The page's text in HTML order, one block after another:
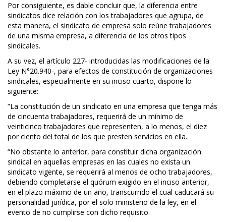
Por consiguiente, es dable concluir que, la diferencia entre
sindicatos dice relación con los trabajadores que agrupa, de
esta manera, el sindicato de empresa solo reúne trabajadores
de una misma empresa, a diferencia de los otros tipos
sindicales.
A su vez, el artículo 227- introducidas las modificaciones de la
Ley N°20.940-, para efectos de constitución de organizaciones
sindicales, especialmente en su inciso cuarto, dispone lo
siguiente:
“La constitución de un sindicato en una empresa que tenga más
de cincuenta trabajadores, requerirá de un mínimo de
veinticinco trabajadores que representen, a lo menos, el diez
por ciento del total de los que presten servicios en ella.
“No obstante lo anterior, para constituir dicha organización
sindical en aquellas empresas en las cuales no exista un
sindicato vigente, se requerirá al menos de ocho trabajadores,
debiendo completarse el quórum exigido en el inciso anterior,
en el plazo máximo de un año, transcurrido el cual caducará su
personalidad jurídica, por el solo ministerio de la ley, en el
evento de no cumplirse con dicho requisito.